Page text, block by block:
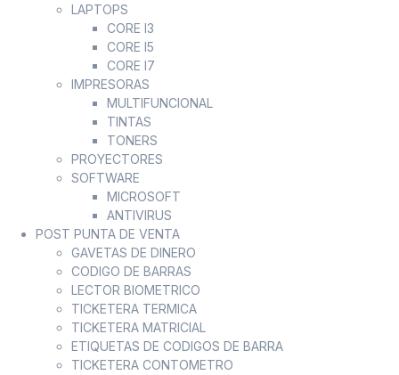
LAPTOPS
CORE I3
CORE I5
CORE I7
IMPRESORAS
MULTIFUNCIONAL
TINTAS
TONERS
PROYECTORES
SOFTWARE
MICROSOFT
ANTIVIRUS
POST PUNTA DE VENTA
GAVETAS DE DINERO
CODIGO DE BARRAS
LECTOR BIOMETRICO
TICKETERA TERMICA
TICKETERA MATRICIAL
ETIQUETAS DE CODIGOS DE BARRA
TICKETERA CONTOMETRO